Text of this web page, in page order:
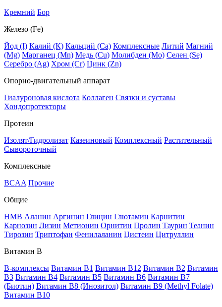
Кремний Бор
Железо (Fe)
Йод (I) Калий (К) Кальций (Са) Комплексные Литий Магний
(Mg) Марганец (Mn) Медь (Сu) Молибден (Мо) Селен (Se)
Серебро (Ag) Хром (Cr) Цинк (Zn)
Опорно-двигательный аппарат
Гиалуроновая кислота Коллаген Связки и суставы
Хондопротекторы
Протеин
Изолят/Гидролизат Казеиновый Комплексный Растительный
Сывороточный
Комплексные
BCAA Прочие
Общие
HMB Аланин Аргинин Глицин Глютамин Карнитин
Карнозин Лизин Метионин Орнитин Пролин Таурин Теанин
Тирозин Триптофан Фенилаланин Цистеин Цитруллин
Витамин В
B-комплексы Витамин B1 Витамин B12 Витамин B2 Витамин
B3 Витамин B4 Витамин B5 Витамин B6 Витамин B7
(Биотин) Витамин B8 (Инозитол) Витамин B9 (Methyl Folate)
Витамин В10